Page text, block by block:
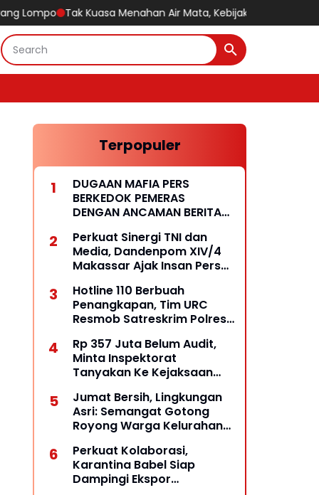
Kuasa Menahan Air Mata, Kebijakan Humanis Polres
Terpopuler
DUGAAN MAFIA PERS
BERKEDOK PEMERAS
DENGAN ANCAMAN BERITA
Perkuat Sinergi TNI dan
Media, Dandenpom XIV/4
Makassar Ajak Insan Pers
Kolaboratif
Hotline 110 Berbuah
Penangkapan, Tim URC
Resmob Satreskrim Polres
Pelaku Pencurian
Rp 357 Juta Belum Audit,
Minta Inspektorat
Tanyakan Ke Kejaksaan
Keberadaannya
Jumat Bersih, Lingkungan
Asri: Semangat Gotong
Royong Warga Kelurahan
Perkuat Kolaborasi,
Karantina Babel Siap
Dampingi Ekspor